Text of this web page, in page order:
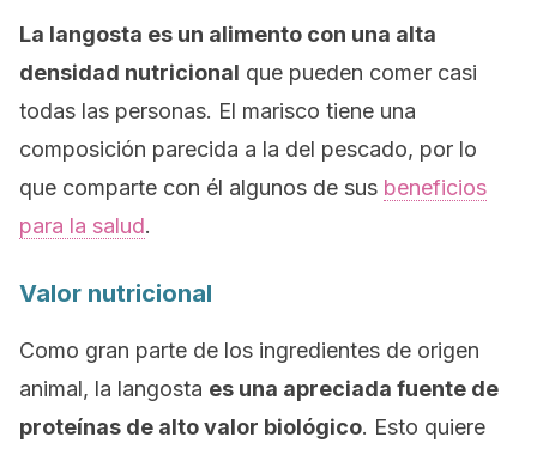
La langosta es un alimento con una alta
densidad nutricional que pueden comer casi
todas las personas. El marisco tiene una
composición parecida a la del pescado, por lo
que comparte con él algunos de sus beneficios
para la salud.
Valor nutricional
Como gran parte de los ingredientes de origen
animal, la langosta es una apreciada fuente de
proteínas de alto valor biológico. Esto quiere